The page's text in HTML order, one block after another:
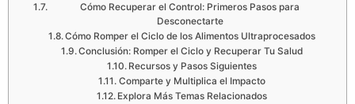
Cómo Recuperar el Control: Primeros Pasos para
Desconectarte
Cómo Romper el Ciclo de los Alimentos Ultraprocesados
Conclusión: Romper el Ciclo y Recuperar Tu Salud
Recursos y Pasos Siguientes
Comparte y Multiplica el Impacto
Explora Más Temas Relacionados